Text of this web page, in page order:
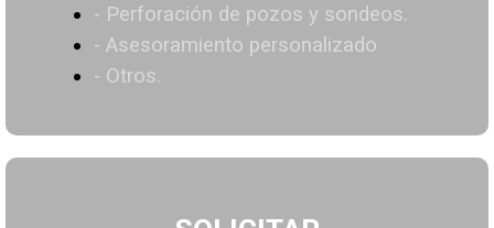
- Perforación de pozos y sondeos.
- Asesoramiento personalizado
- Otros.